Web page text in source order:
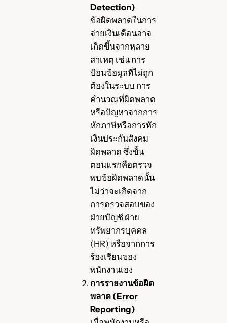
Detection)
ข้อผิดพลาดในการ
จ่ายเงินเดือนอาจ
เกิดขึ้นจากหลาย
สาเหตุ เช่น การ
ป้อนข้อมูลที่ไม่ถูก
ต้องในระบบ การ
คำนวณที่ผิดพลาด
หรือปัญหาจากการ
หักภาษีหรือการหัก
เงินประกันสังคม
ผิดพลาด ซึ่งขั้น
ตอนแรกคือตรวจ
พบข้อผิดพลาดนั้น
ไม่ว่าจะเกิดจาก
การตรวจสอบของ
ฝ่ายบัญชี ฝ่าย
ทรัพยากรบุคคล
(HR) หรือจากการ
ร้องเรียนของ
พนักงานเอง
การรายงานข้อผิด
พลาด (Error
Reporting)